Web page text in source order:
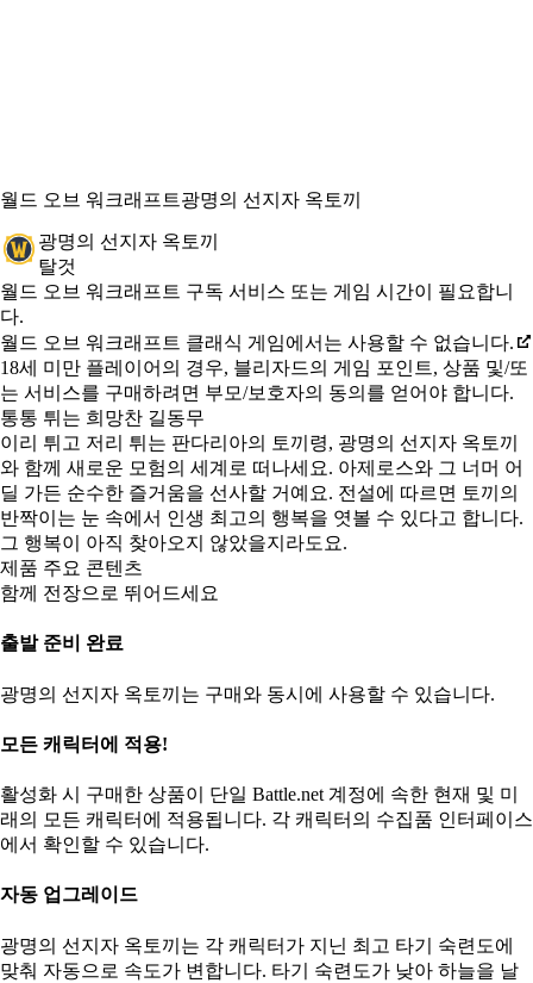
월드 오브 워크래프트광명의 선지자 옥토끼
광명의 선지자 옥토끼
탈것
가격
Available actions
월드 오브 워크래프트 구독 서비스 또는 게임 시간이 필요합니
다.
월드 오브 워크래프트 클래식 게임에서는 사용할 수 없습니다.
18세 미만 플레이어의 경우, 블리자드의 게임 포인트, 상품 및/또
는 서비스를 구매하려면 부모/보호자의 동의를 얻어야 합니다.
통통 튀는 희망찬 길동무
이리 튀고 저리 튀는 판다리아의 토끼령, 광명의 선지자 옥토끼
와 함께 새로운 모험의 세계로 떠나세요. 아제로스와 그 너머 어
딜 가든 순수한 즐거움을 선사할 거예요. 전설에 따르면 토끼의
반짝이는 눈 속에서 인생 최고의 행복을 엿볼 수 있다고 합니다.
그 행복이 아직 찾아오지 않았을지라도요.
제품 주요 콘텐츠
함께 전장으로 뛰어드세요
출발 준비 완료
광명의 선지자 옥토끼는 구매와 동시에 사용할 수 있습니다.
모든 캐릭터에 적용!
활성화 시 구매한 상품이 단일 Battle.net 계정에 속한 현재 및 미
래의 모든 캐릭터에 적용됩니다. 각 캐릭터의 수집품 인터페이스
에서 확인할 수 있습니다.
자동 업그레이드
광명의 선지자 옥토끼는 각 캐릭터가 지닌 최고 타기 숙련도에
맞춰 자동으로 속도가 변합니다. 타기 숙련도가 낮아 하늘을 날